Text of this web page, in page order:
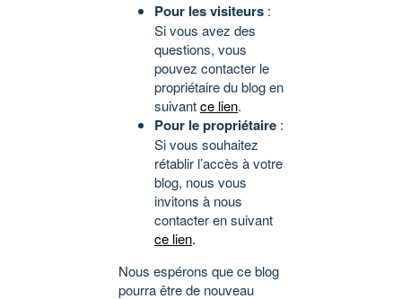
Pour les visiteurs :
Si vous avez des
questions, vous
pouvez contacter le
propriétaire du blog en
suivantce lien.
Pour le propriétaire :
Si vous souhaitez
rétablir l’accès à votre
blog, nous vous
invitons à nous
contacter en suivant
ce lien.
Nous espérons que ce blog
pourra être de nouveau